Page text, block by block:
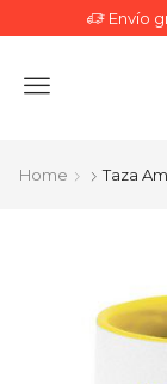
Envío
Menu
Home Taza